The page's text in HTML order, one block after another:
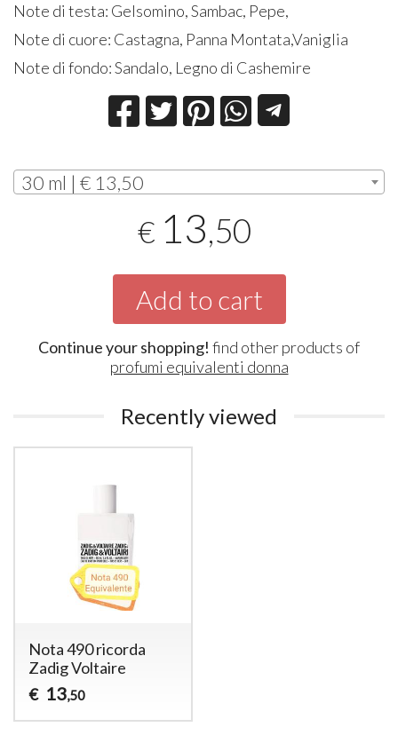
Note di testa: Gelsomino, Sambac, Pepe,
Note di cuore: Castagna, Panna Montata,Vaniglia
Note di fondo: Sandalo, Legno di Cashemire
30 ml | € 13,50
€ 13,50
Add to cart
Continue your shopping! find other products of
profumi equivalenti donna
Recently viewed
Nota 490 ricorda
Zadig Voltaire
€ 13,50